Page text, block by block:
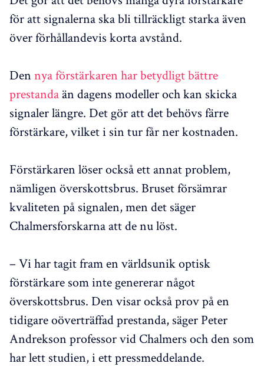
för att signalerna ska bli tillräckligt starka även
över förhållandevis korta avstånd.
Den nya förstärkaren har betydligt bättre
prestanda än dagens modeller och kan skicka
signaler längre. Det gör att det behövs färre
förstärkare, vilket i sin tur får ner kostnaden.
Förstärkaren löser också ett annat problem,
nämligen överskottsbrus. Bruset försämrar
kvaliteten på signalen, men det säger
Chalmersforskarna att de nu löst.
– Vi har tagit fram en världsunik optisk
förstärkare som inte genererar något
överskottsbrus. Den visar också prov på en
tidigare oöverträffad prestanda, säger Peter
Andrekson professor vid Chalmers och den som
har lett studien, i ett pressmeddelande.